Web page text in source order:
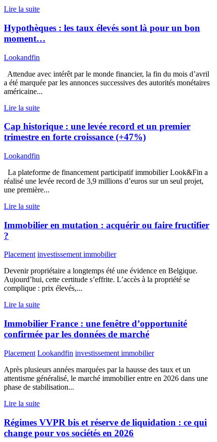
Lire la suite
Hypothèques : les taux élevés sont là pour un bon
moment…
Lookandfin
Attendue avec intérêt par le monde financier, la fin du mois d’avril
a été marquée par les annonces successives des autorités monétaires
américaine...
Lire la suite
Cap historique : une levée record et un premier
trimestre en forte croissance (+47%)
Lookandfin
La plateforme de financement participatif immobilier Look&Fin a
réalisé une levée record de 3,9 millions d’euros sur un seul projet,
une première...
Lire la suite
Immobilier en mutation : acquérir ou faire fructifier
?
Placement investissement immobilier
Devenir propriétaire a longtemps été une évidence en Belgique.
Aujourd’hui, cette certitude s’effrite. L’accès à la propriété se
complique : prix élevés,...
Lire la suite
Immobilier France : une fenêtre d’opportunité
confirmée par les données de marché
Placement Lookandfin investissement immobilier
Après plusieurs années marquées par la hausse des taux et un
attentisme généralisé, le marché immobilier entre en 2026 dans une
phase de stabilisation...
Lire la suite
Régimes VVPR bis et réserve de liquidation : ce qui
change pour vos sociétés en 2026